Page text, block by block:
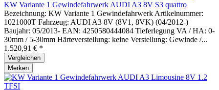
KW Variante 1 Gewindefahrwerk AUDI A3 8V S3 quattro
Bezeichnung: KW Variante 1 Gewindefahrwerk Artikelnummer:
1021000T Fahrzeug: AUDI A3 8V (8V1, 8VK) (04/2012-)
Baujahr: 05/2013- EAN: 4250580444084 Tieferlegung VA / HA: 0-
30mm / 5-30mm Härteverstellung: keine Verstellung: Gewinde /...
1.520,91 € *
Vergleichen
Merken